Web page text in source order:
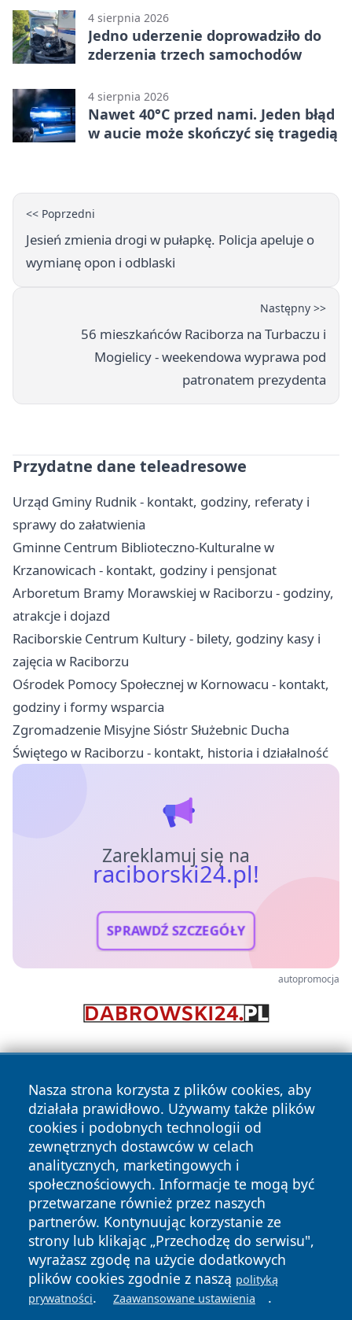
4 sierpnia 2026
Jedno uderzenie doprowadziło do
zderzenia trzech samochodów
4 sierpnia 2026
Nawet 40°C przed nami. Jeden błąd
w aucie może skończyć się tragedią
<< Poprzedni
Jesień zmienia drogi w pułapkę. Policja apeluje o
wymianę opon i odblaski
Następny >>
56 mieszkańców Raciborza na Turbaczu i
Mogielicy - weekendowa wyprawa pod
patronatem prezydenta
Przydatne dane teleadresowe
Urząd Gminy Rudnik - kontakt, godziny, referaty i
sprawy do załatwienia
Gminne Centrum Biblioteczno-Kulturalne w
Krzanowicach - kontakt, godziny i pensjonat
Arboretum Bramy Morawskiej w Raciborzu - godziny,
atrakcje i dojazd
Raciborskie Centrum Kultury - bilety, godziny kasy i
zajęcia w Raciborzu
Ośrodek Pomocy Społecznej w Kornowacu - kontakt,
godziny i formy wsparcia
Zgromadzenie Misyjne Sióstr Służebnic Ducha
Świętego w Raciborzu - kontakt, historia i działalność
Zareklamuj się na
raciborski24.pl!
SPRAWDŹ SZCZEGÓŁY
autopromocja
Nasza strona korzysta z plików cookies, aby
działała prawidłowo. Używamy także plików
cookies i podobnych technologii od
zewnętrznych dostawców w celach
analitycznych, marketingowych i
społecznościowych. Informacje te mogą być
przetwarzane również przez naszych
partnerów. Kontynuując korzystanie ze
strony lub klikając „Przechodzę do serwisu",
wyrażasz zgodę na użycie dodatkowych
plików cookies zgodnie z naszą polityką
prywatności. Zaawansowane ustawienia .
Copyright © 2026 raciborski24.pl Wszystkie prawa
zastrzeżone.
News Autorzy
Polityka
Prywatności
Polityka
Cookies